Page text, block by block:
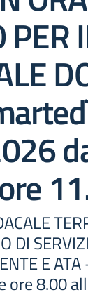
PER
DI
E
ore 8.00